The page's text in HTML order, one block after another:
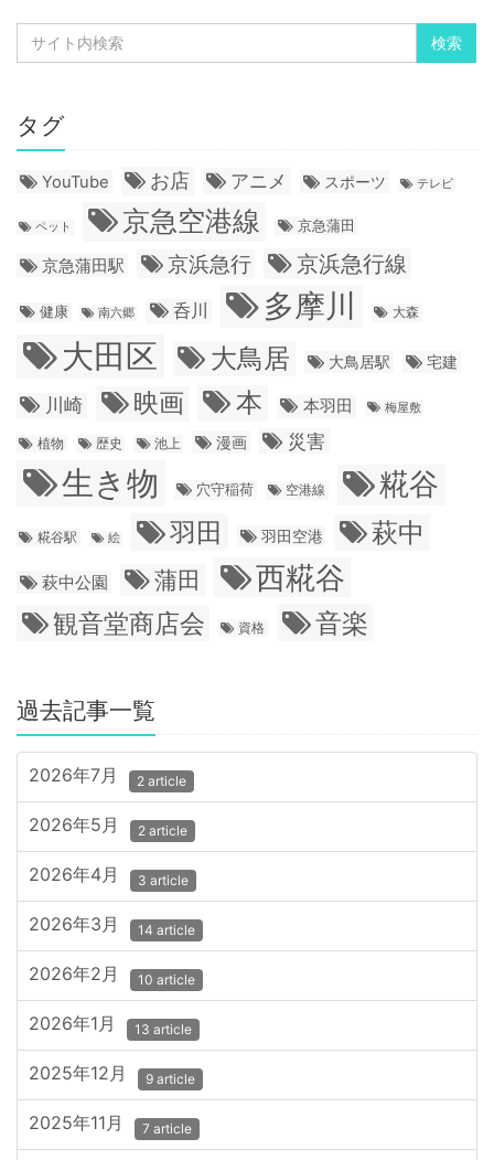
タグ
YouTube お店 アニメ スポーツ テレビ
ペット 京急空港線 京急蒲田
京急蒲田駅 京浜急行 京浜急行線
健康 南六郷 呑川 多摩川 大森
大田区 大鳥居 大鳥居駅 宅建
川崎 映画 本 本羽田 梅屋敷
植物 歴史 池上 漫画 災害
生き物 穴守稲荷 空港線 糀谷
糀谷駅 絵 羽田 羽田空港 萩中
萩中公園 蒲田 西糀谷
観音堂商店会 資格 音楽
過去記事一覧
2026年7月 2 article
2026年5月 2 article
2026年4月 3 article
2026年3月 14 article
2026年2月 10 article
2026年1月 13 article
2025年12月 9 article
2025年11月 7 article